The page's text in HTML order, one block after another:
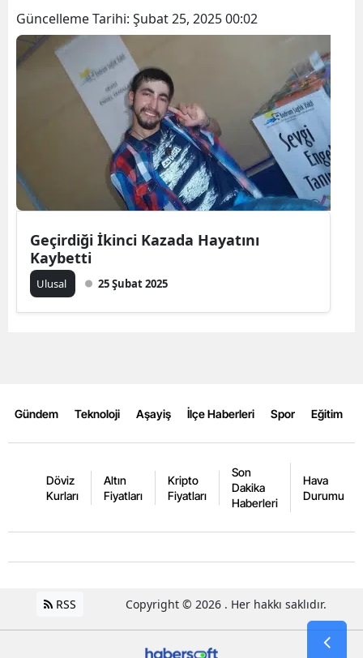
Bitlis
Bursa
Çanakkale
Çankırı
Çorum
Denizli
Edirne
Erzurum
Eskişehir
Gaziantep
Hatay
Güncelleme Tarihi: Şubat 25, 2025 00:02
Geçirdiği İkinci Kazada Hayatını
Kaybetti
Ulusal 25 Şubat 2025
Gündem Teknoloji Aşayiş İlçe Haberleri Spor Eğitim
Döviz
Kurları
Altın
Fiyatları
Kripto
Fiyatları
Son
Dakika
Haberleri
Hava
Durumu
RSS Copyright © 2026 . Her hakkı saklıdır.